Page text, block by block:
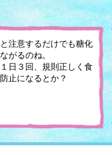
注意するだけでも糖化
がるのね。
日３回、規則正しく食
止になるとか？